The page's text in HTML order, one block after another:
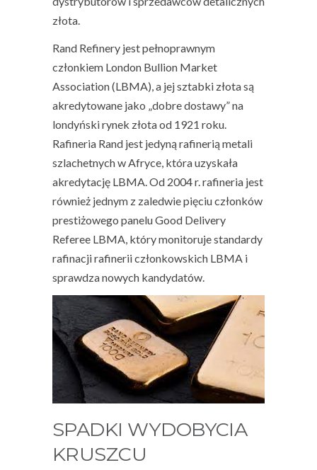
złota.
Rand Refinery jest pełnoprawnym
członkiem London Bullion Market
Association (LBMA), a jej sztabki złota są
akredytowane jako „dobre dostawy” na
londyński rynek złota od 1921 roku.
Rafineria Rand jest jedyną rafinerią metali
szlachetnych w Afryce, która uzyskała
akredytację LBMA. Od 2004 r. rafineria jest
również jednym z zaledwie pięciu członków
prestiżowego panelu Good Delivery
Referee LBMA, który monitoruje standardy
rafinacji rafinerii członkowskich LBMA i
sprawdza nowych kandydatów.
SPADKI WYDOBYCIA
KRUSZCU